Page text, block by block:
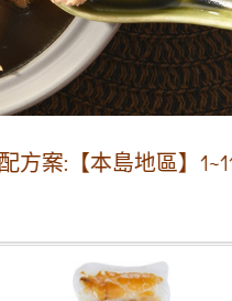
區】1~11包冷凍運費